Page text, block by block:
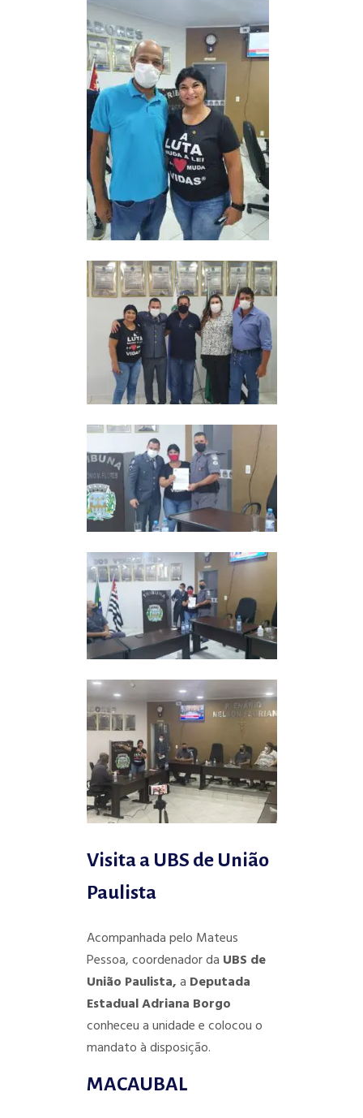
Visita a UBS de União
Paulista
Acompanhada pelo Mateus
Pessoa, coordenador da UBS de
União Paulista,a Deputada
Estadual Adriana Borgo
conheceu a unidade e colocou o
mandato à disposição.
MACAUBAL